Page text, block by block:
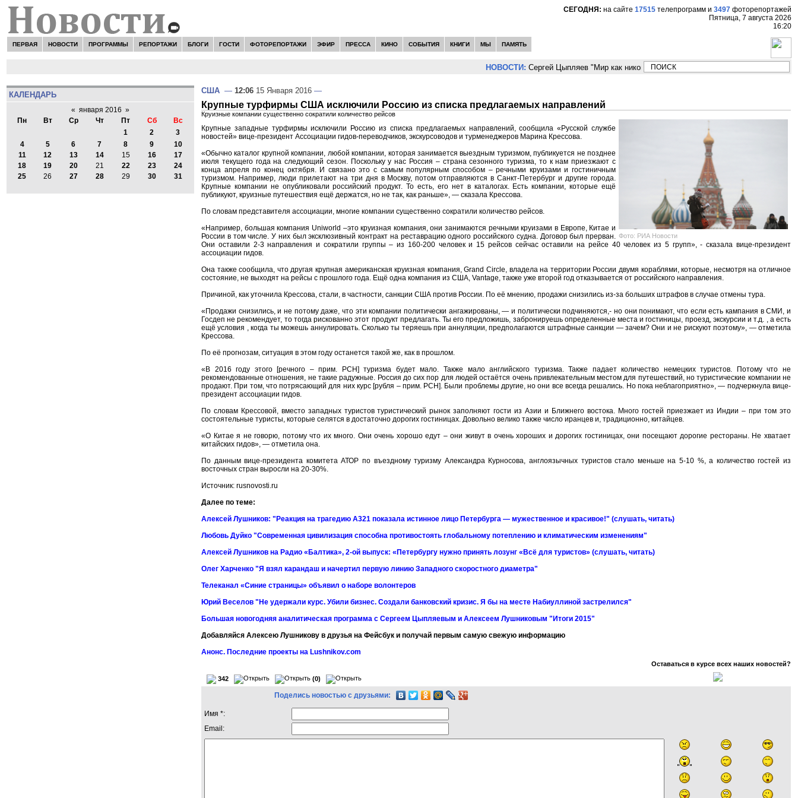
СЕГОДНЯ: на сайте 17515 телепрограмм и 3497 фоторепортажей
Пятница, 7 августа 2026
16:20
ПЕРВАЯ НОВОСТИ ПРОГРАММЫ РЕПОРТАЖИ БЛОГИ ГОСТИ ФОТОРЕПОРТАЖИ ЭФИР ПРЕССА КИНО СОБЫТИЯ КНИГИ МЫ ПАМЯТЬ
НОВОСТИ: Сергей Цыпляев "Мир как никогда близко стоит к угрозе третьей мировой
КАЛЕНДАРЬ
« января 2016 »
Пн
Вт Ср Чт Пт Сб
Вс
1
2
3
4
5 6 7 8 9
10
11
12 13 14 15 16
17
18
19 20 21 22 23
24
25
26 27 28 29 30 31
США — 12:06 15 Января 2016 —
Крупные турфирмы США исключили Россию из списка предлагаемых направлений
Круизные компании существенно сократили количество рейсов
Фото: РИА Новости
Крупные западные турфирмы исключили Россию из списка предлагаемых направлений, сообщила «Русской службе
новостей» вице-президент Ассоциации гидов-переводчиков, экскурсоводов и турменеджеров Марина Крессова.
«Обычно каталог крупной компании, любой компании, которая занимается выездным туризмом, публикуется не позднее
июля текущего года на следующий сезон. Поскольку у нас Россия – страна сезонного туризма, то к нам приезжают с
конца апреля по конец октября. И связано это с самым популярным способом – речными круизами и гостиничным
туризмом. Например, люди прилетают на три дня в Москву, потом отправляются в Санкт-Петербург и другие города.
Крупные компании не опубликовали российский продукт. То есть, его нет в каталогах. Есть компании, которые ещё
публикуют, круизные путешествия ещё держатся, но не так, как раньше», — сказала Крессова.
По словам представителя ассоциации, многие компании существенно сократили количество рейсов.
«Например, большая компания Uniworld –это круизная компания, они занимаются речными круизами в Европе, Китае и
России в том числе. У них был эксклюзивный контракт на реставрацию одного российского судна. Договор был прерван.
Они оставили 2-3 направления и сократили группы – из 160-200 человек и 15 рейсов сейчас оставили на рейсе 40 человек из 5 групп», - сказала вице-президент
ассоциации гидов.
Она также сообщила, что другая крупная американская круизная компания, Grand Circle, владела на территории России двумя кораблями, которые, несмотря на отличное
состояние, не выходят на рейсы с прошлого года. Ещё одна компания из США, Vantage, также уже второй год отказывается от российского направления.
Причиной, как уточнила Крессова, стали, в частности, санкции США против России. По её мнению, продажи снизились из-за больших штрафов в случае отмены тура.
«Продажи снизились, и не потому даже, что эти компании политически ангажированы, — и политически подчиняются,- но они понимают, что если есть кампания в СМИ, и
Госдеп не рекомендует, то тогда рискованно этот продукт предлагать. Ты его предложишь, забронируешь определенные места и гостиницы, проезд, экскурсии и т.д. , а есть
ещё условия , когда ты можешь аннулировать. Сколько ты теряешь при аннуляции, предполагаются штрафные санкции — зачем? Они и не рискуют поэтому», — отметила
Крессова.
По её прогнозам, ситуация в этом году останется такой же, как в прошлом.
«В 2016 году этого [речного – прим. РСН] туризма будет мало. Также мало английского туризма. Также падает количество немецких туристов. Потому что не
рекомендованные отношения, не такие радужные. Россия до сих пор для людей остаётся очень привлекательным местом для путешествий, но туристические компании не
продают. При том, что потрясающий для них курс [рубля – прим. РСН]. Были проблемы другие, но они все всегда решались. Но пока неблагоприятно», — подчеркнула вице-
президент ассоциации гидов.
По словам Крессовой, вместо западных туристов туристический рынок заполняют гости из Азии и Ближнего востока. Много гостей приезжает из Индии – при том это
состоятельные туристы, которые селятся в достаточно дорогих гостиницах. Довольно велико также число иранцев и, традиционно, китайцев.
«О Китае я не говорю, потому что их много. Они очень хорошо едут – они живут в очень хороших и дорогих гостиницах, они посещают дорогие рестораны. Не хватает
китайских гидов», — отметила она.
По данным вице-президента комитета АТОР по въездному туризму Александра Курносова, англоязычных туристов стало меньше на 5-10 %, а количество гостей из
восточных стран выросли на 20-30%.
Источник: rusnovosti.ru
Далее по теме:
Алексей Лушников: "Реакция на трагедию А321 показала истинное лицо Петербурга — мужественное и красивое!" (слушать, читать)
Любовь Дуйко "Современная цивилизация способна противостоять глобальному потеплению и климатическим изменениям"
Алексей Лушников на Радио «Балтика», 2-ой выпуск: «Петербургу нужно принять лозунг «Всё для туристов» (слушать, читать)
Олег Харченко "Я взял карандаш и начертил первую линию Западного скоростного диаметра"
Телеканал «Синие страницы» объявил о наборе волонтеров
Юрий Веселов "Не удержали курс. Убили бизнес. Создали банковский кризис. Я бы на месте Набиуллиной застрелился"
Большая новогодняя аналитическая программа с Сергеем Цыпляевым и Алексеем Лушниковым "Итоги 2015"
Добавляйся Алексею Лушникову в друзья на Фейсбук и получай первым самую свежую информацию
Анонс. Последние проекты на Lushnikov.com
Оставаться в курсе всех наших новостей?
342 (0)
Поделись новостью с друзьями:
Имя *:
Email: